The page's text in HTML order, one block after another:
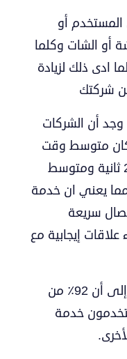
أو
أو الشات وكلما
ادى ذلك لزيادة
شركتك
أن الشركات
كان متوسط وقت
انتظار العميل على الشات هو 23 ثانية ومتوسط
هو 42 ثانية، مما يعني ان خدمة
سريعة
إيجابية مع
وأشارت دراسة أجرتها “زنديسك” إلى أن 92٪ من
خدمة